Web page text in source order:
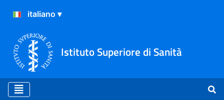
Istituto Superiore di Sanità